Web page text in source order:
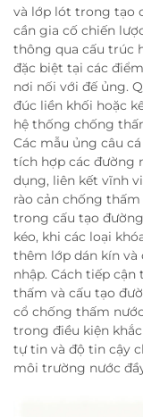
và lớp lót trong tạo
cần gia cố chiến
thông qua cấu trúc
đặc biệt tại các
nơi nối với đế ủng.
đúc liền khối hoặc
hệ thống chống
Các mẫu ủng câu
tích hợp các đường
dụng, liên kết vĩnh
rào cản chống
trong cấu tạo
kéo, khi các loại
thêm lớp dán kín và
nhập. Cách tiếp
thấm và cấu tạo
cổ chống thấm
trong điều kiện
tự tin và độ tin cậy
môi trường nước